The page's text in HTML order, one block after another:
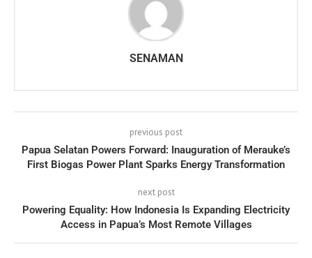
SENAMAN
previous post
Papua Selatan Powers Forward: Inauguration of Merauke’s
First Biogas Power Plant Sparks Energy Transformation
next post
Powering Equality: How Indonesia Is Expanding Electricity
Access in Papua’s Most Remote Villages